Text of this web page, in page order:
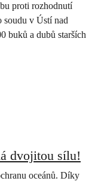
proti rozhodnutí
soudu v Ústí nad
buků a dubů starších
dvojitou sílu!
oceánů. Díky